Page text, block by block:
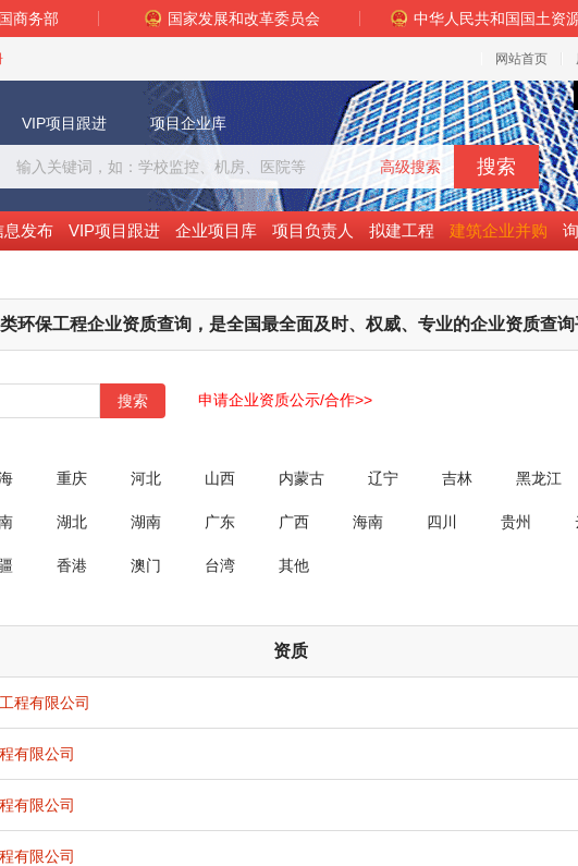
商务部 国家发展和改革委员会 中华人民共和国国土资
网站首页
VIP项目跟进 项目企业库
高级搜索
息发布 VIP项目跟进 企业项目库 项目负责人 拟建工程 建筑企业并购
环保工程企业资质查询，是全国最全面及时、权威、专业的企业资质查询
搜索 申请企业资质公示/合作>>
重庆 河北 山西 内蒙古 辽宁 吉林 黑龙江
湖北 湖南 广东 广西 海南 四川 贵州
香港 澳门 台湾 其他
资质
程有限公司
有限公司
有限公司
有限公司